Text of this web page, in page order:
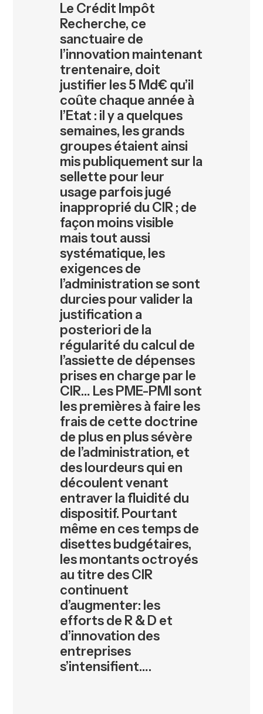
Le Crédit Impôt
Recherche, ce
sanctuaire de
l’innovation maintenant
trentenaire, doit
justifier les 5 Md€ qu’il
coûte chaque année à
l’Etat : il y a quelques
semaines, les grands
groupes étaient ainsi
mis publiquement sur la
sellette pour leur
usage parfois jugé
inapproprié du CIR ; de
façon moins visible
mais tout aussi
systématique, les
exigences de
l’administration se sont
durcies pour valider la
justification a
posteriori de la
régularité du calcul de
l’assiette de dépenses
prises en charge par le
CIR… Les PME-PMI sont
les premières à faire les
frais de cette doctrine
de plus en plus sévère
de l’administration, et
des lourdeurs qui en
découlent venant
entraver la fluidité du
dispositif. Pourtant
même en ces temps de
disettes budgétaires,
les montants octroyés
au titre des CIR
continuent
d’augmenter: les
efforts de R & D et
d’innovation des
entreprises
s’intensifient….